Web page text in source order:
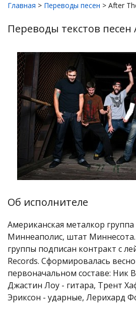
Главная > Переводы песен > After
Переводы текстов
Об исполнителе
Американская металкор группа
Миннеаполис, штат
группы подписан контракт с
Records. Сформировалась
первоначальном составе: Ник
Джастин Лоу - гитара, Трент
Эриксон - ударные, Лерихард